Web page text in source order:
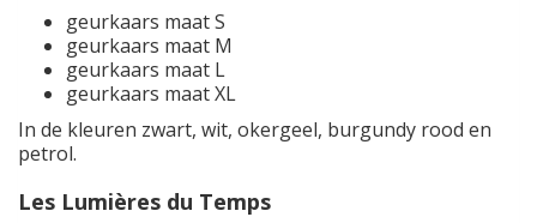
geurkaars maat S
geurkaars maat M
geurkaars maat L
geurkaars maat XL
In de kleuren zwart, wit, okergeel, burgundy rood en
petrol.
Les Lumières du Temps